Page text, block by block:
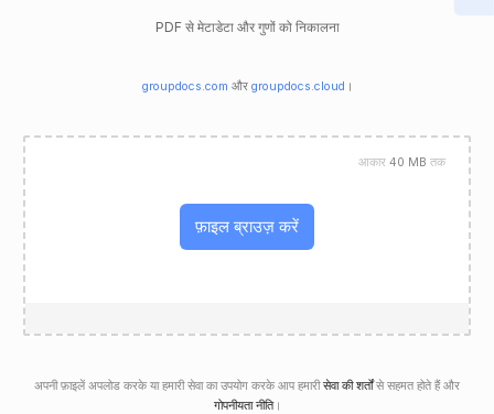
PDF से मेटाडेटा और गुणों को निकालना
groupdocs.com और groupdocs.cloud ।
फ़ाइल ब्राउज़ करें
आकार 40 MB तक
अपनी फ़ाइलें अपलोड करके या हमारी सेवा का उपयोग करके आप हमारीसेवा की शर्तोंसे सहमत होते हैं और
गोपनीयता नीति।